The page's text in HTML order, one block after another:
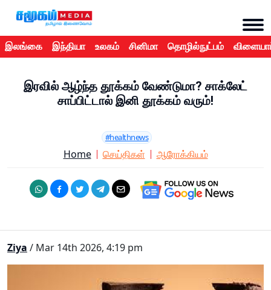
இலங்கை இந்தியா உலகம் சினிமா தொழில்நுட்பம்
இரவில் ஆழ்ந்த தூக்கம் வேண்டுமா? சாக்லேட்
சாப்பிட்டால் இனி தூக்கம் வரும்!
#healthnews
Home செய்திகள் ஆரோக்கியம்
Ziya / Mar 14th 2026, 4:19 pm